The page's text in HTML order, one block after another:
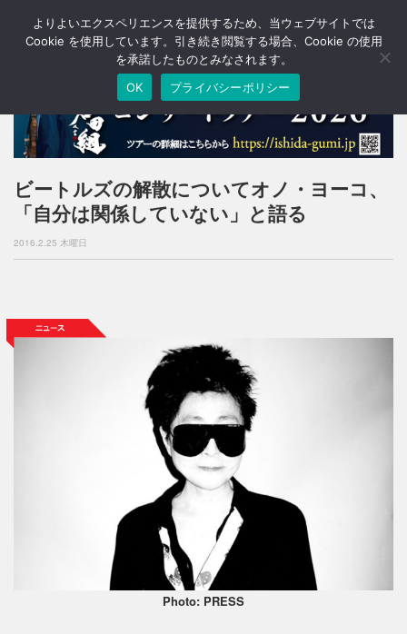
T
o
a
v
g
o
ビートルズの解散についてオノ・ヨーコ、
「自分は関係していない」と語る
2016.2.25 木曜日
Photo: PRESS
よりよいエクスペリエンスを提供するため、当ウェブサイトでは
Cookie を使用しています。引き続き閲覧する場合、Cookie の使用
を承諾したものとみなされます。
OK
プライバシーポリシー